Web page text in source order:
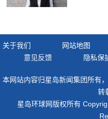
关于我们 网站地图
意见反馈
隐私保
本网站内容归星岛新闻集团所有
转
星岛环球网版权所有